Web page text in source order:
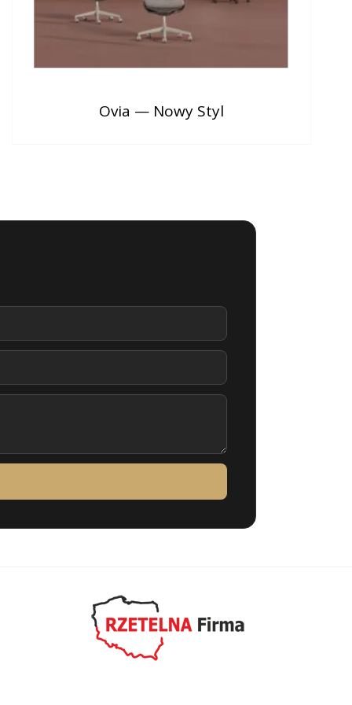
Ovia — Nowy Styl